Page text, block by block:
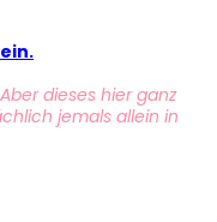
dieses hier ganz
jemals allein in